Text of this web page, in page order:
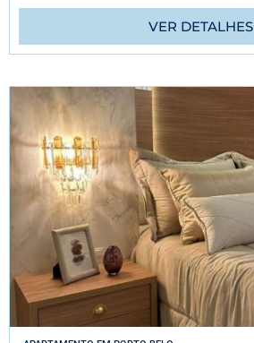
VER DETALHES